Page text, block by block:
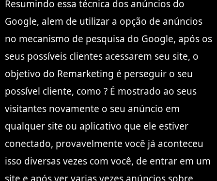
Resumindo essa técnica dos anúncios do
Google, alem de utilizar a opção de anúncios
no mecanismo de pesquisa do Google, após os
seus possíveis clientes acessarem seu site, o
objetivo do Remarketing é perseguir o seu
possível cliente, como ? É mostrado ao seus
visitantes novamente o seu anúncio em
qualquer site ou aplicativo que ele estiver
conectado, provavelmente você já aconteceu
isso diversas vezes com você, de entrar em um